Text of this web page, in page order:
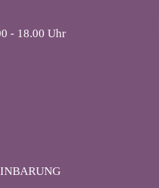
- 18.00 Uhr